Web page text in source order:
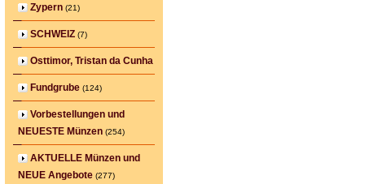
Zypern (21)
SCHWEIZ (7)
Osttimor, Tristan da Cunha
Fundgrube (124)
Vorbestellungen und
NEUESTE Münzen (254)
AKTUELLE Münzen und
NEUE Angebote (277)